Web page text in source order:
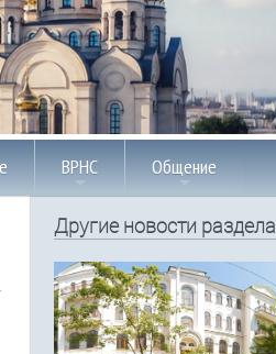
ВРНС Общение
Другие новости раздела